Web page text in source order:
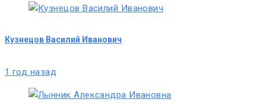
Кузнецов Василий Иванович
1 год назад